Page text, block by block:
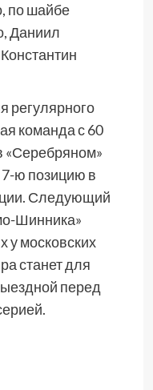
по шайбе
Даниил
регулярного
команда с 60
«Серебряном»
ю позицию в
Следующий
Шинника»
у московских
станет для
перед